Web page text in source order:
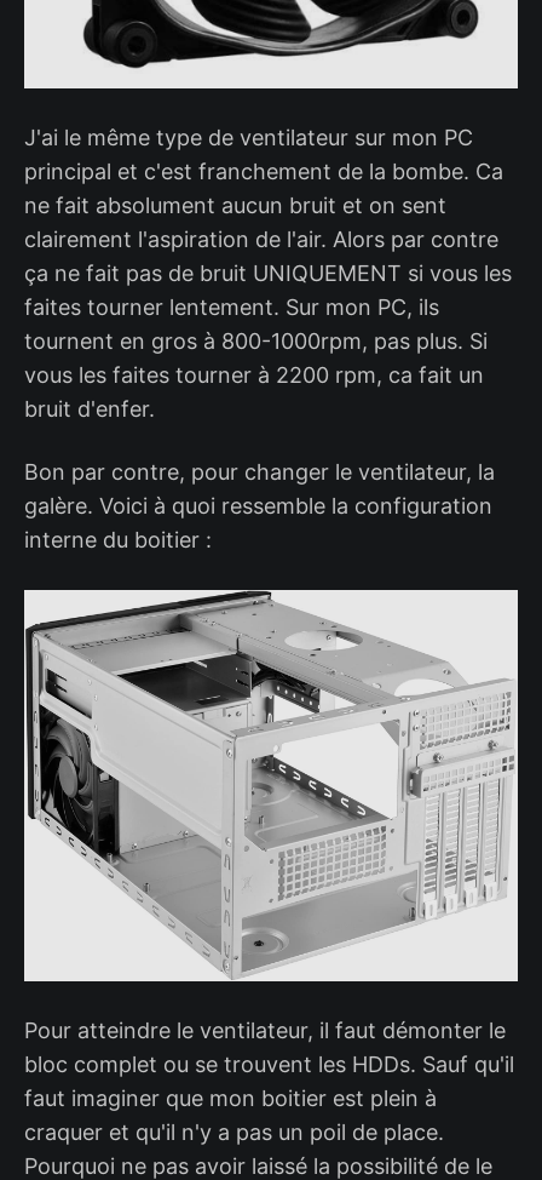
J'ai le même type de ventilateur sur mon PC
principal et c'est franchement de la bombe. Ca
ne fait absolument aucun bruit et on sent
clairement l'aspiration de l'air. Alors par contre
ça ne fait pas de bruit UNIQUEMENT si vous les
faites tourner lentement. Sur mon PC, ils
tournent en gros à 800-1000rpm, pas plus. Si
vous les faites tourner à 2200 rpm, ca fait un
bruit d'enfer.
Bon par contre, pour changer le ventilateur, la
galère. Voici à quoi ressemble la configuration
interne du boitier :
Pour atteindre le ventilateur, il faut démonter le
bloc complet ou se trouvent les HDDs. Sauf qu'il
faut imaginer que mon boitier est plein à
craquer et qu'il n'y a pas un poil de place.
Pourquoi ne pas avoir laissé la possibilité de le